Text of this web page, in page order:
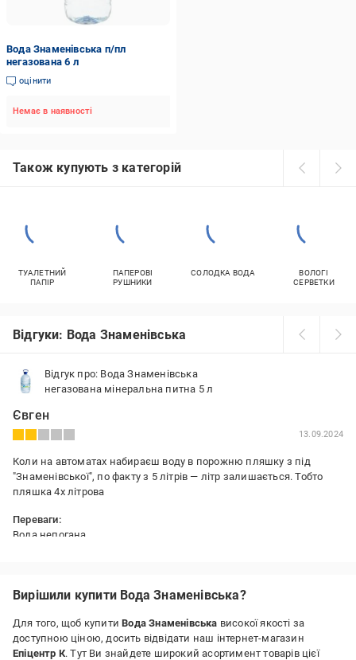
Вода Знаменівська п/пл
негазована 6 л
оцінити
Немає в наявності
Також купують з категорій
ТУАЛЕТНИЙ
ПАПІР
ПАПЕРОВІ
РУШНИКИ
СОЛОДКА ВОДА
ВОЛОГІ
СЕРВЕТКИ
Відгуки: Вода Знаменівська
Відгук про: Вода Знаменівська
негазована мінеральна питна 5 л
Євген
13.09.2024
Коли на автоматах набираєш воду в порожню пляшку з під
"Знаменівської", по факту з 5 літрів — літр залишається. Тобто
пляшка 4х літрова
Переваги:
Вода непогана
Вирішили купити Вода Знаменівська?
Для того, щоб купитиВода Знаменівська високої якості за
доступною ціною, досить відвідати наш інтернет-магазин
Епіцентр К. Тут Ви знайдете широкий асортимент товарів цієї